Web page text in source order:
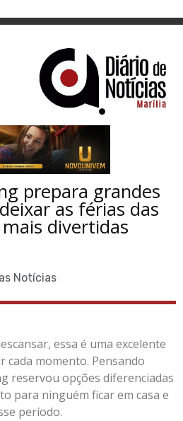
prepara grandes
as férias das
divertidas
Notícias
essa é uma excelente
momento. Pensando
reservou opções diferenciadas
para ninguém ficar em casa e
período.